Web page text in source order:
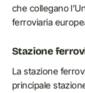
che collegano
ferroviaria
Stazione
La stazione
principale